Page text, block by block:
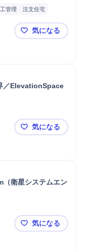
管理
注文住宅
【宮城】住
気になる
／ElevationSpace
Engineer,
気になる
衛星システムエン
Engineer /
気になる